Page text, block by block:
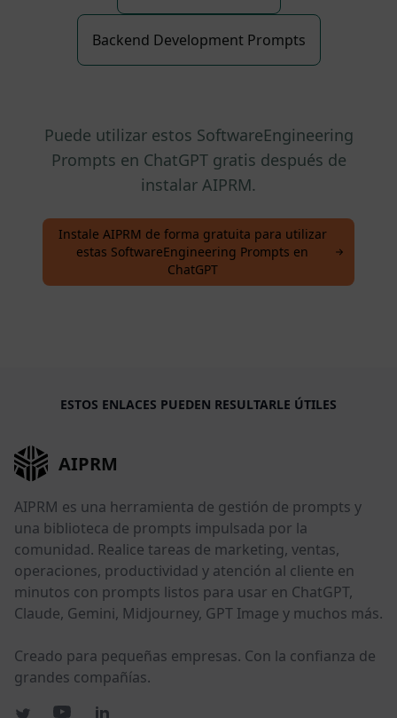
Backend Development Prompts
Puede utilizar estos SoftwareEngineering
Prompts en ChatGPT gratis después de
instalar AIPRM.
Instale AIPRM de forma gratuita para utilizar
estas SoftwareEngineering Prompts en
ChatGPT
ESTOS ENLACES PUEDEN RESULTARLE ÚTILES
AIPRM
AIPRM es una herramienta de gestión de prompts y
una biblioteca de prompts impulsada por la
comunidad. Realice tareas de marketing, ventas,
operaciones, productividad y atención al cliente en
minutos con prompts listos para usar en ChatGPT,
Claude, Gemini, Midjourney, GPT Image y muchos más.
Creado para pequeñas empresas. Con la confianza de
grandes compañías.